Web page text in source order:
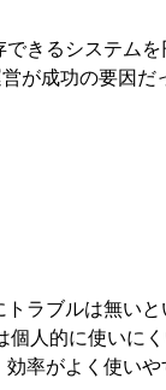
きるシステム
が成功の要因だ
ラブルは無い
人的に使いに
率がよく使いや